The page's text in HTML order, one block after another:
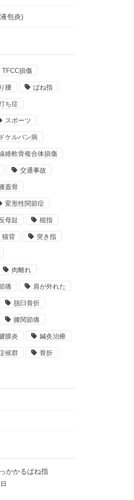
包炎)
TFCC損傷
腰 ばね指
ち症
スポーツ
ドケルバン病
維軟骨複合体損傷
交通事故
蓋骨
変形性関節症
母趾 槌指
猫背 突き指
肉離れ
痛 肩が外れた
脱臼骨折
膝関節痛
膜炎 鍼灸治療
候群 骨折
かかるばね指